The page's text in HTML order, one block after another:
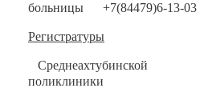
больницы
+7(84479)6-13-03
Регистратуры
Среднеахтубинской
поликлиники